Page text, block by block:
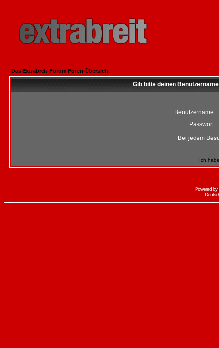
Das Extrabreit-Forum Foren-Übersicht
Gib bitte deinen
Benutzername:
Passwort:
Bei jedem
Ich
Powered by